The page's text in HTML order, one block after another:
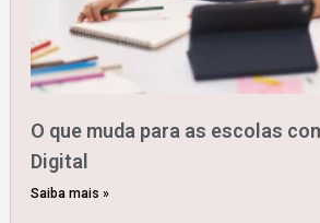
O que muda para as escolas
Digital
Saiba mais »